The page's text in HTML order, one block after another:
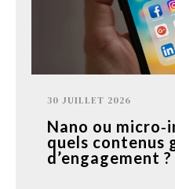
30 JUILLET 2026
Nano ou
quels contenus
d’engagement ?